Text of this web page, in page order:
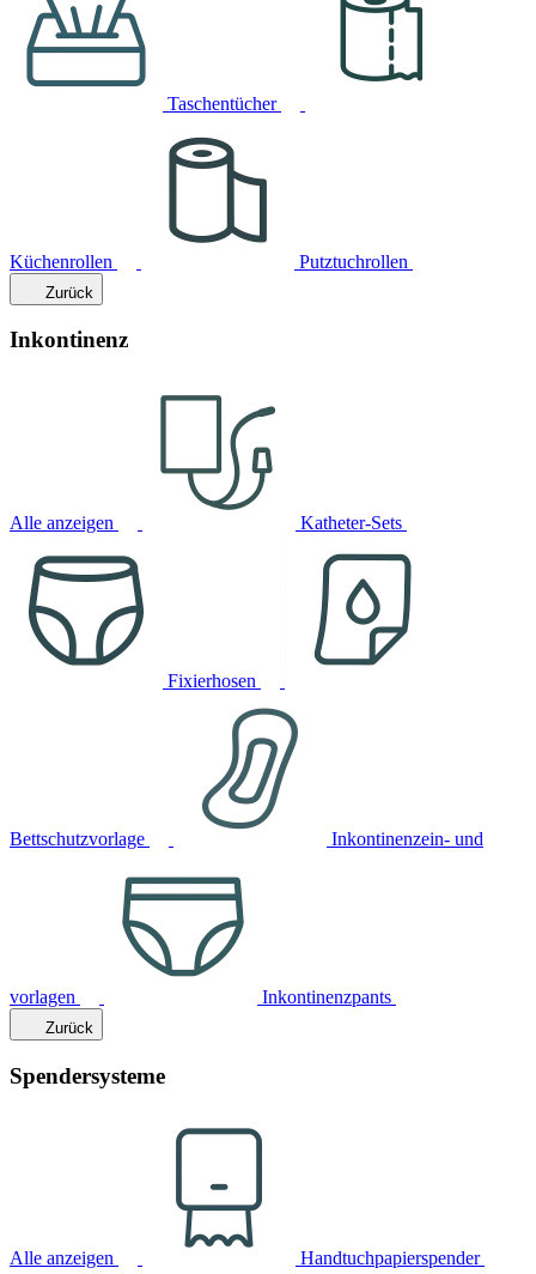
Taschentücher
Küchenrollen Putztuchrollen
Zurück
Inkontinenz
Alle anzeigen Katheter-Sets
Fixierhosen
Bettschutzvorlage Inkontinenzein- und
vorlagen Inkontinenzpants
Zurück
Spendersysteme
Alle anzeigen Handtuchpapierspender